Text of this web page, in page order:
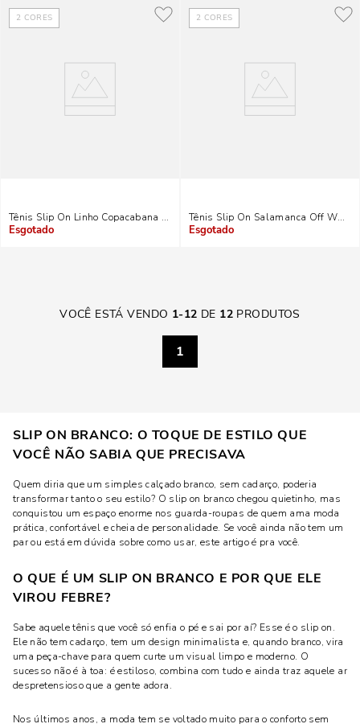
2 CORES
Tênis Slip On Linho Copacabana Off White
Indisponível
2 CORES
Tênis Slip On Salamanca Off White
Indisponível
VOCÊ ESTÁ VENDO 1-12 DE 12 PRODUTOS
1
SLIP ON BRANCO: O TOQUE DE ESTILO QUE
VOCÊ NÃO SABIA QUE PRECISAVA
Quem diria que um simples calçado branco, sem cadarço, poderia
transformar tanto o seu estilo? O slip on branco chegou quietinho, mas
conquistou um espaço enorme nos guarda-roupas de quem ama moda
prática, confortável e cheia de personalidade. Se você ainda não tem um
par ou está em dúvida sobre como usar, este artigo é pra você.
O QUE É UM SLIP ON BRANCO E POR QUE ELE
VIROU FEBRE?
Sabe aquele tênis que você só enfia o pé e sai por aí? Esse é o slip on.
Ele não tem cadarço, tem um design minimalista e, quando branco, vira
uma peça-chave para quem curte um visual limpo e moderno. O
sucesso não é à toa: é estiloso, combina com tudo e ainda traz aquele ar
despretensioso que a gente adora.
Nos últimos anos, a moda tem se voltado muito para o conforto sem